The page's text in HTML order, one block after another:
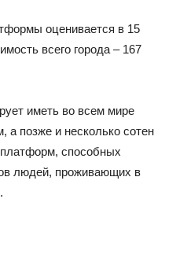
оценивается в 15
всего города – 167
иметь во всем мире
а позже и несколько сотен
способных
людей, проживающих в